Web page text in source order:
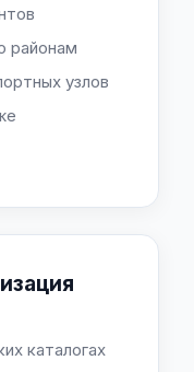
районам
узлов
каталогах